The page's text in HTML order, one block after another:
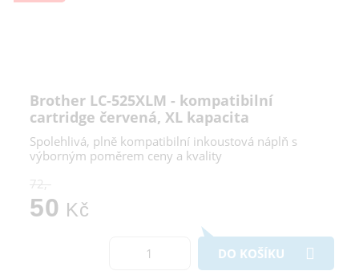
Brother LC-525XLM - kompatibilní
cartridge červená, XL kapacita
Spolehlivá, plně kompatibilní inkoustová náplň s
výborným poměrem ceny a kvality
72,-
50 Kč
DO KOŠÍKU